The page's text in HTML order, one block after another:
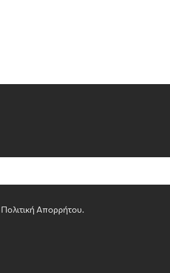
Πολιτική Απορρήτου.